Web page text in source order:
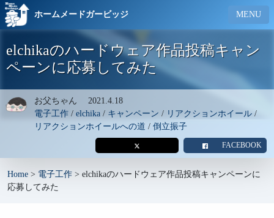
ホームメードガービッジ MENU
elchikaのハードウェア作品投稿キャン
ペーンに応募してみた
お父ちゃん 2021.4.18
電子工作 / elchika / キャンペーン / リアクションホイール /
リアクションホイールへの道 / 倒立振子
FACEBOOK
Home > 電子工作 > elchikaのハードウェア作品投稿キャンペーンに
応募してみた